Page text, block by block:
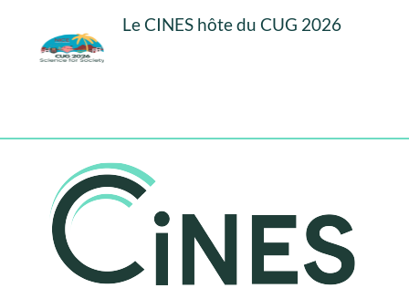
Le CINES hôte du CUG 2026